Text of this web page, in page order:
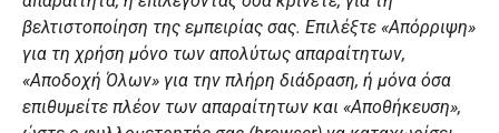
βελτιστοποίηση της εμπειρίας σας. Επιλέξτε «Απόρριψη»
για τη χρήση μόνο των απολύτως απαραίτητων,
«Αποδοχή Όλων» για την πλήρη διάδραση, ή μόνα όσα
επιθυμείτε πλέον των απαραίτητων και «Αποθήκευση»,
m
Διάπλους
Χορηγοί
Summer Camp